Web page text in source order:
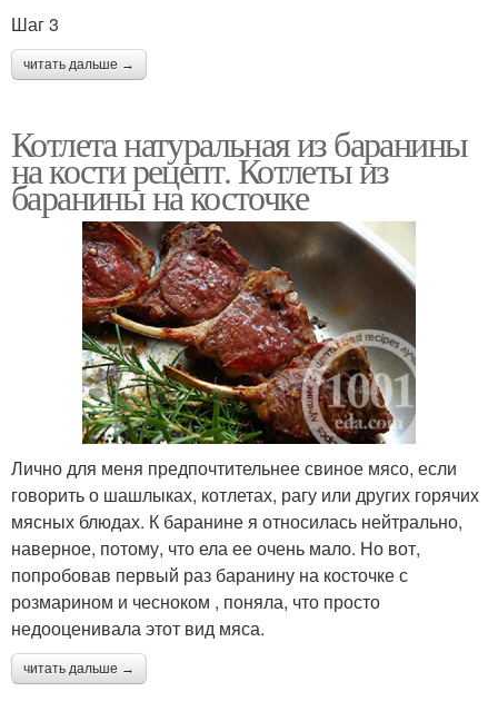
Шаг 3
читать дальше →
Котлета натуральная из баранины
на кости рецепт. Котлеты из
баранины на косточке
Лично для меня предпочтительнее свиное мясо, если
говорить о шашлыках, котлетах, рагу или других горячих
мясных блюдах. К баранине я относилась нейтрально,
наверное, потому, что ела ее очень мало. Но вот,
попробовав первый раз баранину на косточке с
розмарином и чесноком , поняла, что просто
недооценивала этот вид мяса.
читать дальше →